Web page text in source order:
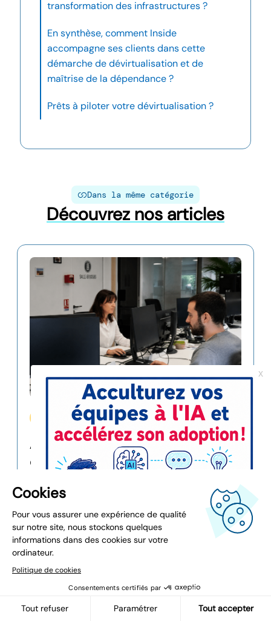
transformation des infrastructures ?
En synthèse, comment Inside
accompagne ses clients dans cette
démarche de dévirtualisation et de
maîtrise de la dépendance ?
Prêts à piloter votre dévirtualisation ?
Dans la même catégorie
Découvrez nos articles
Intelligence Artificielle 8 min
AI Act et souveraineté : pourquoi la
conformité ne suffit plus à protéger